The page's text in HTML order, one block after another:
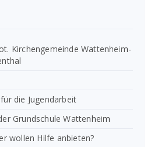
Kirchengemeinde Wattenheim-
die Jugendarbeit
Grundschule Wattenheim
wollen Hilfe anbieten?